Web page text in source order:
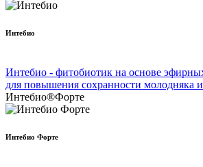
Интебио
Интебио - фитобиотик на основе
для повышения сохранности молодняка
Интебио®Форте
Интебио Форте